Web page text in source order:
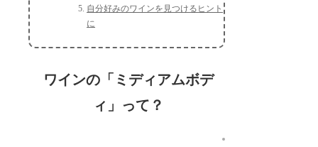
自分好みのワインを見つけるヒント
に
ワインの「ミディアムボデ
ィ」って？